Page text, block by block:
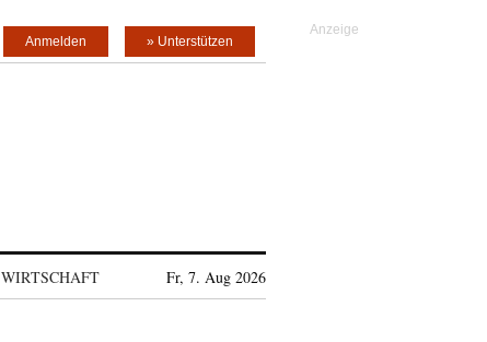
» Unterstützen
Anmelden
WIRTSCHAFT Fr, 7. Aug 2026